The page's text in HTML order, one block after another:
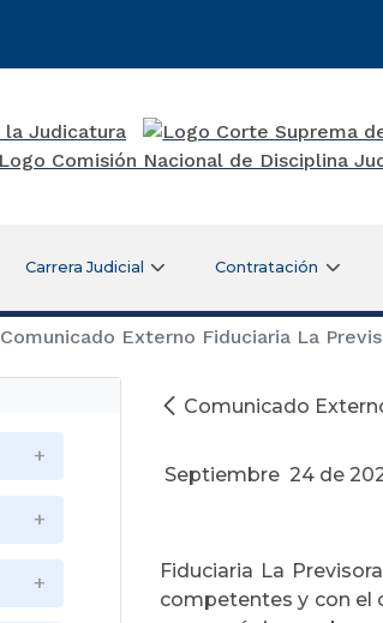
Carrera Judicial Contratación
Comunicado Externo Fiduciaria La
Comunicado
Septiembre 24 de
Fiduciaria La
competentes y con el